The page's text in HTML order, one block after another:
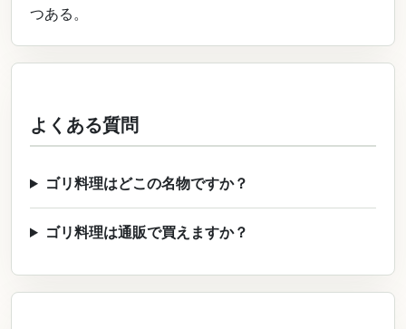
つある。
よくある質問
ゴリ料理はどこの名物ですか？
ゴリ料理は通販で買えますか？